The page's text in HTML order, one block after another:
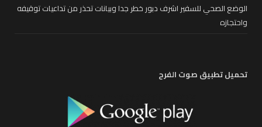
الوضع الصحي للسفير اشرف دبور خطر جدا وبيانات تحذر من تداعيات توقيفه
واحتجازه
تحميل تطبيق صوت الفرح